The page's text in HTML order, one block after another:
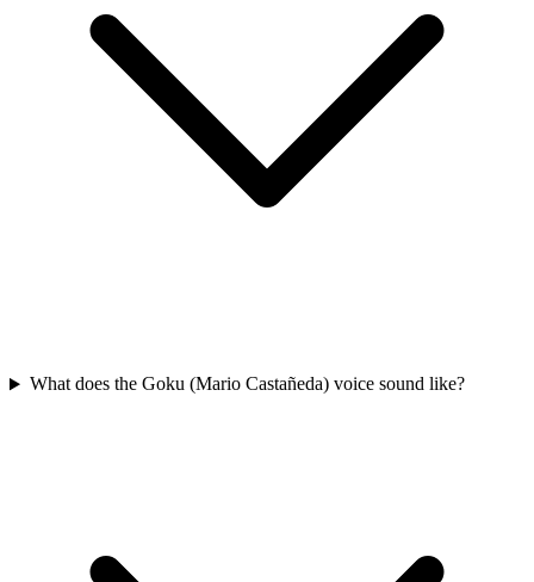
What does the Goku (Mario Castañeda) voice sound like?